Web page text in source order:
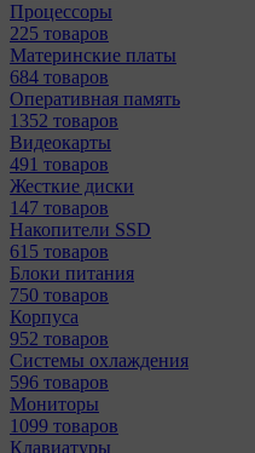
Процессоры
225 товаров
Материнcкие платы
684 товаров
Оперативная память
1352 товаров
Видеокарты
491 товаров
Жесткие диски
147 товаров
Накопители SSD
615 товаров
Блоки питания
750 товаров
Корпуса
952 товаров
Системы охлаждения
596 товаров
Мониторы
1099 товаров
Клавиатуры